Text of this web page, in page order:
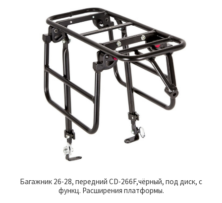
Багажник 26-28, передний CD-266F,чёрный, под диск, с
функц. Расширения платформы.